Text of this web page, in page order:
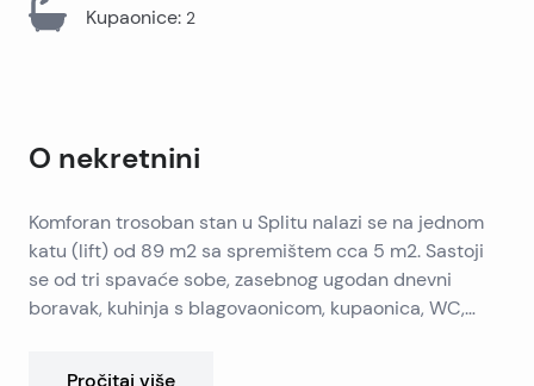
Kupaonice: 2
O nekretnini
Komforan trosoban stan u Splitu nalazi se na jednom
katu (lift) od 89 m2 sa spremištem cca 5 m2. Sastoji
se od tri spavaće sobe, zasebnog ugodan dnevni
boravak, kuhinja s blagovaonicom, kupaonica, WC,
Pročitaj više